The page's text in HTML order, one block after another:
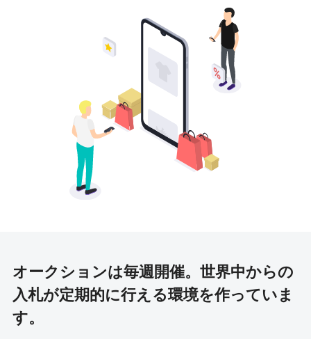
オークションは毎週開催。 世界中からの
入札が定期的に行える環境を作っていま
す。